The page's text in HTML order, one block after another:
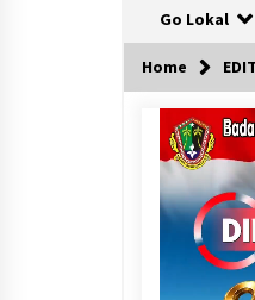
Go Lokal
Home